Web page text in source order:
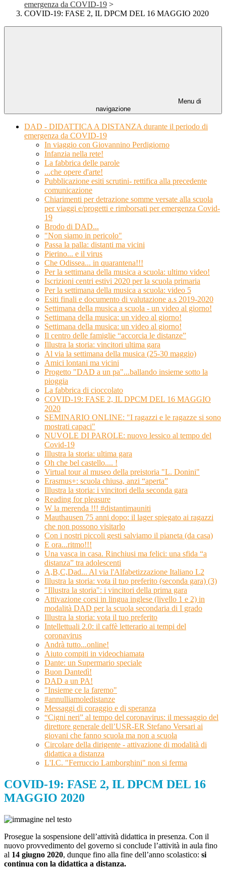
emergenza da COVID-19 >
COVID-19: FASE 2, IL DPCM DEL 16 MAGGIO 2020
Menu di
navigazione
DAD - DIDATTICA A DISTANZA durante il periodo di
emergenza da COVID-19
In viaggio con Giovannino Perdigiorno
Infanzia nella rete!
La fabbrica delle parole
...che opere d'arte!
Pubblicazione esiti scrutini- rettifica alla precedente
comunicazione
Chiarimenti per detrazione somme versate alla scuola
per viaggi e/progetti e rimborsati per emergenza Covid-
19
Brodo di DAD...
"Non siamo in pericolo"
Passa la palla: distanti ma vicini
Pierino... e il virus
Che Odissea... in quarantena!!!
Per la settimana della musica a scuola: ultimo video!
Iscrizioni centri estivi 2020 per la scuola primaria
Per la settimana della musica a scuola: video 5
Esiti finali e documento di valutazione a.s 2019-2020
Settimana della musica a scuola - un video al giorno!
Settimana della musica: un video al giorno!
Settimana della musica: un video al giorno!
Il centro delle famiglie “accorcia le distanze”
Illustra la storia: vincitori ultima gara
Al via la settimana della musica (25-30 maggio)
Amici lontani ma vicini
Progetto "DAD a un pa"...ballando insieme sotto la
pioggia
La fabbrica di cioccolato
COVID-19: FASE 2, IL DPCM DEL 16 MAGGIO
2020
SEMINARIO ONLINE: "I ragazzi e le ragazze si sono
mostrati capaci"
NUVOLE DI PAROLE: nuovo lessico al tempo del
Covid-19
Illustra la storia: ultima gara
Oh che bel castello.... !
Virtual tour al museo della preistoria "L. Donini"
Erasmus+: scuola chiusa, anzi “aperta”
Illustra la storia: i vincitori della seconda gara
Reading for pleasure
W la merenda !!! #distantimauniti
Mauthausen 75 anni dopo: il lager spiegato ai ragazzi
che non possono visitarlo
Con i nostri piccoli gesti salviamo il pianeta (da casa)
E ora...ritmo!!!
Una vasca in casa. Rinchiusi ma felici: una sfida “a
distanza” tra adolescenti
A,B,C,Dad... Al via l'Alfabetizzazione Italiano L2
Illustra la storia: vota il tuo preferito (seconda gara) (3)
"Illustra la storia": i vincitori della prima gara
Attivazione corsi in lingua inglese (livello 1 e 2) in
modalità DAD per la scuola secondaria di I grado
Illustra la storia: vota il tuo preferito
Intellettuali 2.0: il caffè letterario ai tempi del
coronavirus
Andrà tutto...online!
Aiuto compiti in videochiamata
Dante: un Supermario speciale
Buon Dantedì!
DAD a un PA!
"Insieme ce la faremo"
#annulliamoledistanze
Messaggi di coraggio e di speranza
“Cigni neri” al tempo del coronavirus: il messaggio del
direttore generale dell’USR-ER Stefano Versari ai
giovani che fanno scuola ma non a scuola
Circolare della dirigente - attivazione di modalità di
didattica a distanza
L'I.C. "Ferruccio Lamborghini" non si ferma
COVID-19: FASE 2, IL DPCM DEL 16
MAGGIO 2020
Prosegue la sospensione dell’attività didattica in presenza. Con il
nuovo provvedimento del governo si conclude l’attività in aula fino
al 14 giugno 2020, dunque fino alla fine dell’anno scolastico: si
continua con la didattica a distanza.